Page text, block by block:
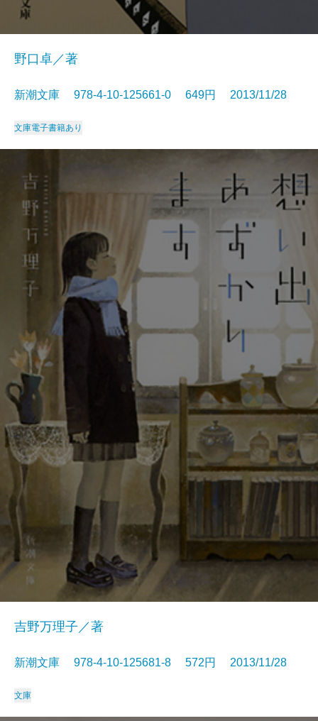
野口卓／著
新潮文庫 978-4-10-125661-0 649円 2013/11/28
文庫電子書籍あり
吉野万理子／著
新潮文庫 978-4-10-125681-8 572円 2013/11/28
文庫